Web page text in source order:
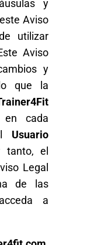
y
Aviso
utilizar
Aviso
y
que la
en cada
Usuario
tanto, el
Legal
de las
a